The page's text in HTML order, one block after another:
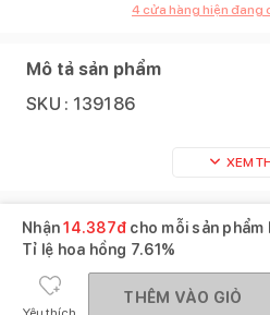
4 cửa hàng hiện đang
Mô tả sản phẩm
SKU : 139186
XEM
Nhận14.387đ cho mỗi sản phẩm
Tỉ lệ hoa hồng 7.61%
THÊM VÀO GIỎ